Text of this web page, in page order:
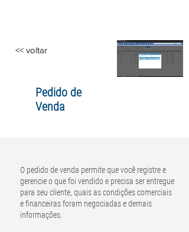
<< voltar
Pedido de
Venda
O pedido de venda permite que você registre e
gerencie o que foi vendido e precisa ser entregue
para seu cliente, quais as condições comerciais
e financeiras foram negociadas e demais
informações.